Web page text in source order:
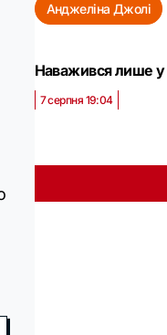
Анджеліна Джолі
Наважився лише у
7 серпня 19:04